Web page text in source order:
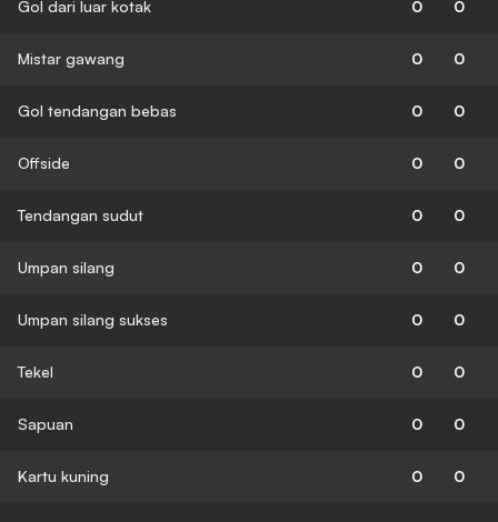
Gol dari luar kotak 0 0
Mistar gawang 0 0
Gol tendangan bebas 0 0
Offside 0 0
Tendangan sudut 0 0
Umpan silang 0 0
Umpan silang sukses 0 0
Tekel 0 0
Sapuan 0 0
Kartu kuning 0 0